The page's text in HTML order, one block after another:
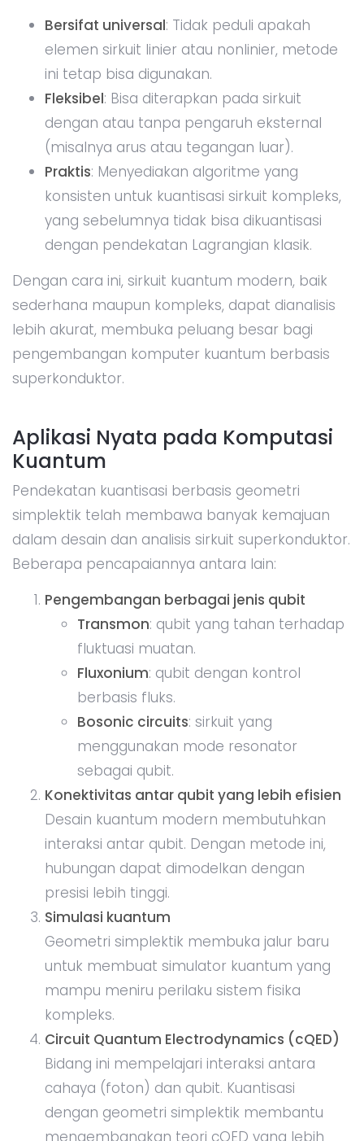
Bersifat universal: Tidak peduli apakah
elemen sirkuit linier atau nonlinier, metode
ini tetap bisa digunakan.
Fleksibel: Bisa diterapkan pada sirkuit
dengan atau tanpa pengaruh eksternal
(misalnya arus atau tegangan luar).
Praktis: Menyediakan algoritme yang
konsisten untuk kuantisasi sirkuit kompleks,
yang sebelumnya tidak bisa dikuantisasi
dengan pendekatan Lagrangian klasik.
Dengan cara ini, sirkuit kuantum modern, baik
sederhana maupun kompleks, dapat dianalisis
lebih akurat, membuka peluang besar bagi
pengembangan komputer kuantum berbasis
superkonduktor.
Aplikasi Nyata pada Komputasi
Kuantum
Pendekatan kuantisasi berbasis geometri
simplektik telah membawa banyak kemajuan
dalam desain dan analisis sirkuit superkonduktor.
Beberapa pencapaiannya antara lain:
Pengembangan berbagai jenis qubit
Transmon: qubit yang tahan terhadap
fluktuasi muatan.
Fluxonium: qubit dengan kontrol
berbasis fluks.
Bosonic circuits: sirkuit yang
menggunakan mode resonator
sebagai qubit.
Konektivitas antar qubit yang lebih efisien
Desain kuantum modern membutuhkan
interaksi antar qubit. Dengan metode ini,
hubungan dapat dimodelkan dengan
presisi lebih tinggi.
Simulasi kuantum
Geometri simplektik membuka jalur baru
untuk membuat simulator kuantum yang
mampu meniru perilaku sistem fisika
kompleks.
Circuit Quantum Electrodynamics (cQED)
Bidang ini mempelajari interaksi antara
cahaya (foton) dan qubit. Kuantisasi
dengan geometri simplektik membantu
mengembangkan teori cQED yang lebih